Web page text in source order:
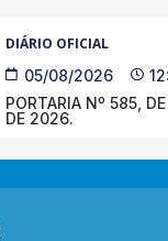
DIÁRIO OFICIAL
05/08/2026
PORTARIA Nº 585,
DE 2026.